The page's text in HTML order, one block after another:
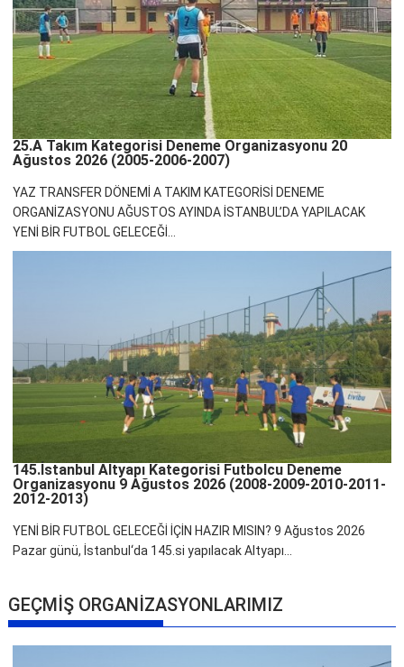
25.A Takım Kategorisi Deneme Organizasyonu 20
Ağustos 2026 (2005-2006-2007)
YAZ TRANSFER DÖNEMİ A TAKIM KATEGORİSİ DENEME
ORGANİZASYONU AĞUSTOS AYINDA İSTANBUL’DA YAPILACAK
YENİ BİR FUTBOL GELECEĞİ...
145.İstanbul Altyapı Kategorisi Futbolcu Deneme
Organizasyonu 9 Ağustos 2026 (2008-2009-2010-2011-
2012-2013)
YENİ BİR FUTBOL GELECEĞİ İÇİN HAZIR MISIN? 9 Ağustos 2026
Pazar günü, İstanbul‘da 145.si yapılacak Altyapı...
GEÇMİŞ ORGANİZASYONLARIMIZ